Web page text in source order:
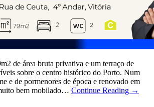
de área bruta privativa e um terraço de
sobre o centro histórico do Porto. Num
e de pormenores de época e renovado em
bem mobilado… Continue Reading →